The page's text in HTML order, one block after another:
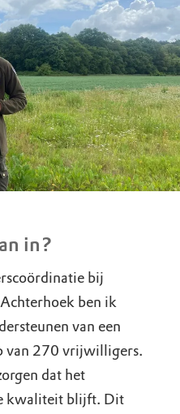
in?
bij
ben ik
van een
van 270 vrijwilligers.
dat het
kwaliteit blijft. Dit